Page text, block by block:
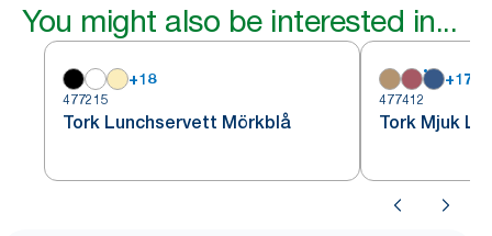
You might also be interested in...
+18
477215
Tork Lunchservett Mörkblå
+17
477412
Tork Mjuk